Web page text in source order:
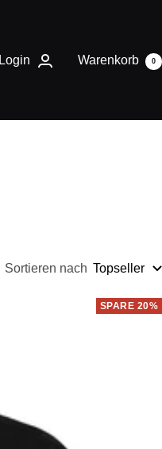
Login Warenkorb 0
Sortieren nach Topseller
SPARE 20%